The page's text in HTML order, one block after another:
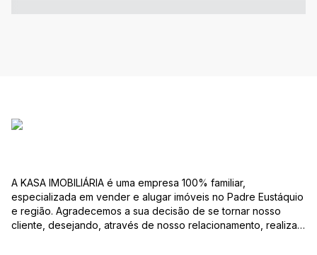
A KASA IMOBILIÁRIA é uma empresa 100% familiar,
especializada em vender e alugar imóveis no Padre Eustáquio
e região. Agradecemos a sua decisão de se tornar nosso
cliente, desejando, através de nosso relacionamento, realizar